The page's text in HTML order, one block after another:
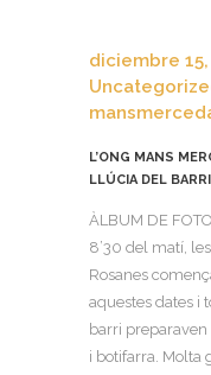
diciembre
L’ONG MANS
LLÚCIA DEL
ÀLBUM DE
8’30 del matí,
Rosanes
aquestes dates i
barri preparaven
i botifarra. Molta